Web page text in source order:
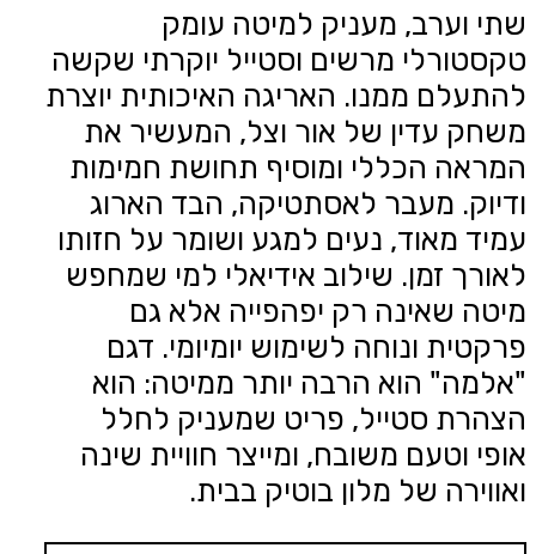
שתי וערב, מעניק למיטה עומק
טקסטורלי מרשים וסטייל יוקרתי שקשה
להתעלם ממנו. האריגה האיכותית יוצרת
משחק עדין של אור וצל, המעשיר את
המראה הכללי ומוסיף תחושת חמימות
ודיוק. מעבר לאסתטיקה, הבד הארוג
עמיד מאוד, נעים למגע ושומר על חזותו
לאורך זמן. שילוב אידיאלי למי שמחפש
מיטה שאינה רק יפהפייה אלא גם
פרקטית ונוחה לשימוש יומיומי. דגם
"אלמה" הוא הרבה יותר ממיטה: הוא
הצהרת סטייל, פריט שמעניק לחלל
אופי וטעם משובח, ומייצר חוויית שינה
ואווירה של מלון בוטיק בבית.